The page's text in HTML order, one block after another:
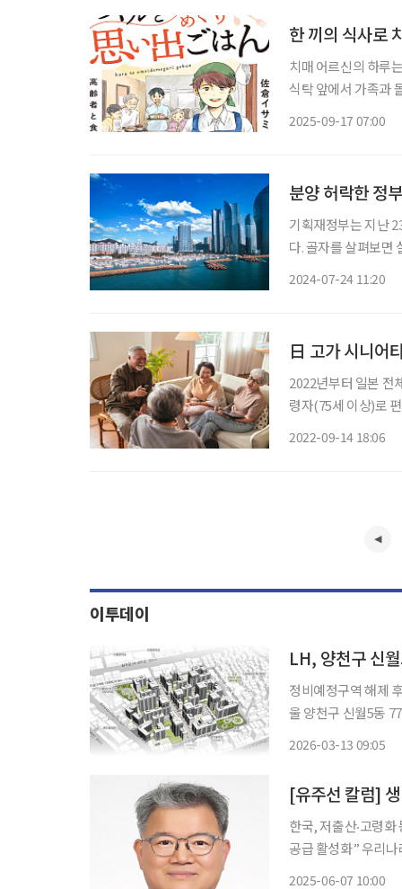
한 끼의 식사로
치매 어르신의 하루
식탁 앞에서 가족과
2025-09-17 07:00
분양 허락한 정
기획재정부는 지난
다. 골자를 살펴보면
2024-07-24 11:20
日 고가 시니어
2022년부터 일본 전
령자(75세 이상)로
2022-09-14 18:06
이투데이
LH, 양천구 신
정비예정구역 해제 후 12년
울 양천구 신월5동
2026-03-13 09:05
[유주선 칼럼]
한국, 저출산‧고령
공급 활성화” 우리나라 생명보험사 지난해 12월 31일 현재 시장 개황을 보면, 당기순이익은
2025-06-07 10:00